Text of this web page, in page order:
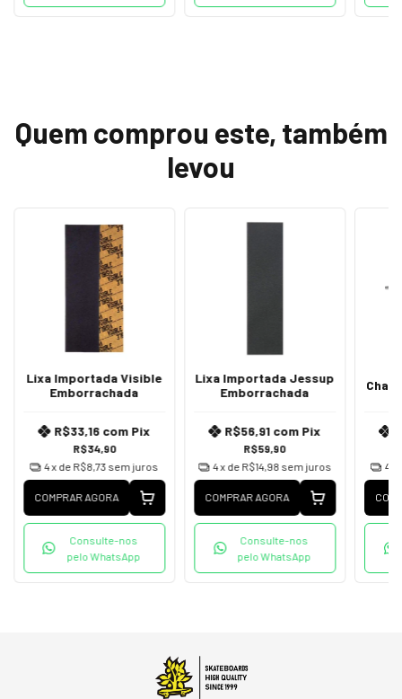
Quem comprou este, também
levou
Lixa Importada Visible
Emborrachada
R$34,90
R$33,16 com Pix
4x de R$8,73 sem juros
COMPRAR AGORA
Consulte-nos
pelo WhatsApp
Lixa Importada Jessup
Emborrachada
R$59,90
R$56,91 com Pix
4x de R$14,98 sem juros
COMPRAR AGORA
Consulte-nos
pelo WhatsApp
4